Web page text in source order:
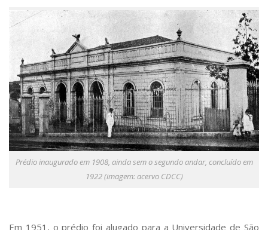
Prédio inaugurado em 1908, ainda sem o segundo andar, concluído em
1922 (imagem: acervo CDCC)
Em 1951, o prédio foi alugado para a Universidade de São